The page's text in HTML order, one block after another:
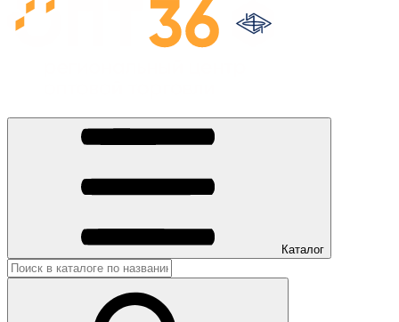
Каталог